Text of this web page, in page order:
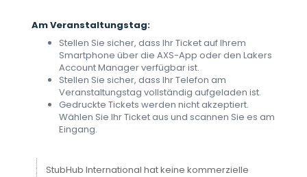
Am Veranstaltungstag:
Stellen Sie sicher, dass Ihr Ticket auf Ihrem
Smartphone über die AXS-App oder den Lakers
Account Manager verfügbar ist.
Stellen Sie sicher, dass Ihr Telefon am
Veranstaltungstag vollständig aufgeladen ist.
Gedruckte Tickets werden nicht akzeptiert.
Wählen Sie Ihr Ticket aus und scannen Sie es am
Eingang.
StubHub International hat keine kommerzielle